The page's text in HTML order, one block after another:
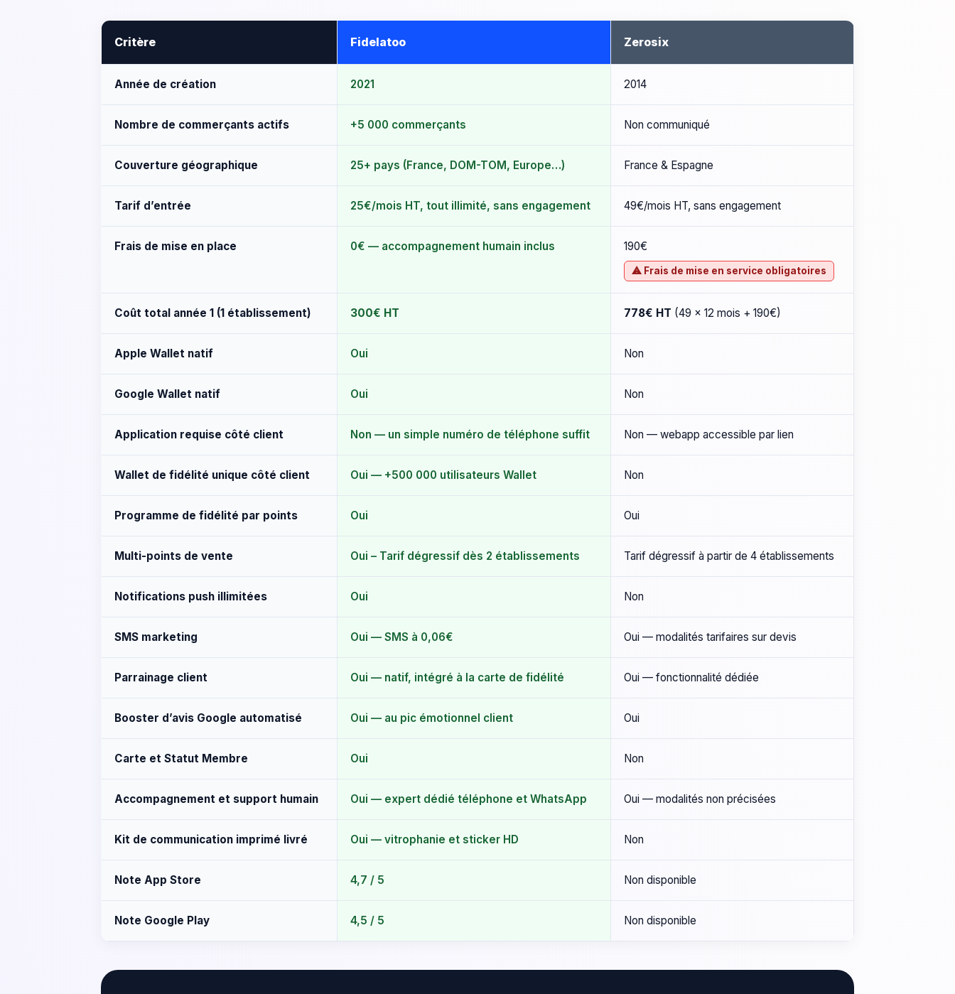
Critère Fidelatoo Zerosix
Année de création 2021 2014
Nombre de commerçants actifs +5 000 commerçants Non communiqué
Couverture géographique 25+ pays (France, DOM-TOM, Europe…) France & Espagne
Tarif d’entrée 25€/mois HT, tout illimité, sans engagement 49€/mois HT, sans engagement
Frais de mise en place 0€ — accompagnement humain inclus 190€
⚠ Frais de mise en service obligatoires
Coût total année 1 (1 établissement) 300€ HT 778€ HT (49 × 12 mois + 190€)
Apple Wallet natif Oui Non
Google Wallet natif Oui Non
Application requise côté client Non — un simple numéro de téléphone suffit Non — webapp accessible par lien
Wallet de fidélité unique côté client Oui — +500 000 utilisateurs Wallet Non
Programme de fidélité par points Oui Oui
Multi-points de vente Oui – Tarif dégressif dès 2 établissements Tarif dégressif à partir de 4 établissements
Notifications push illimitées Oui Non
SMS marketing Oui — SMS à 0,06€ Oui — modalités tarifaires sur devis
Parrainage client Oui — natif, intégré à la carte de fidélité Oui — fonctionnalité dédiée
Booster d’avis Google automatisé Oui — au pic émotionnel client Oui
Carte et Statut Membre Oui Non
Accompagnement et support humain Oui — expert dédié téléphone et WhatsApp Oui — modalités non précisées
Kit de communication imprimé livré Oui — vitrophanie et sticker HD Non
Note App Store 4,7 / 5 Non disponible
Note Google Play 4,5 / 5 Non disponible